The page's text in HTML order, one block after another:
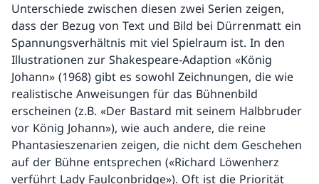
Unterschiede zwischen diesen zwei Serien zeigen,
dass der Bezug von Text und Bild bei Dürrenmatt ein
Spannungsverhältnis mit viel Spielraum ist. In den
Illustrationen zur Shakespeare-Adaption «König
Johann» (1968) gibt es sowohl Zeichnungen, die wie
realistische Anweisungen für das Bühnenbild
erscheinen (z.B. «Der Bastard mit seinem Halbbruder
vor König Johann»), wie auch andere, die reine
Phantasieszenarien zeigen, die nicht dem Geschehen
auf der Bühne entsprechen («Richard Löwenherz
verführt Lady Faulconbridge»). Oft ist die Priorität